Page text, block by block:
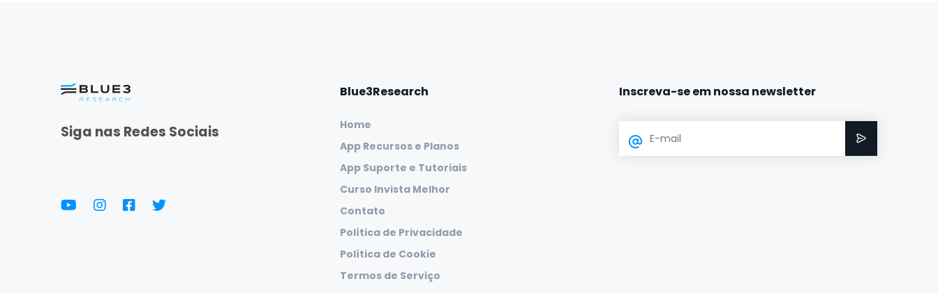
Siga nas Redes Sociais
Blue3Research
Home
App Recursos e Planos
App Suporte e Tutoriais
Curso Invista Melhor
Contato
Política de Privacidade
Política de Cookie
Termos de Serviço
Inscreva-se em nossa newsletter